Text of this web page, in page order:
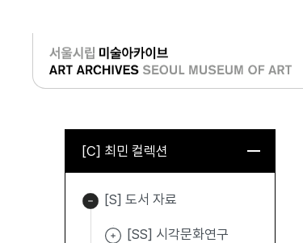
로그인
[C] 최민 컬렉션
[S] 도서 자료
[SS] 시각문화연구